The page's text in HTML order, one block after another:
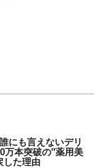
にも言えないデリ
万本突破の"薬用美
した理由